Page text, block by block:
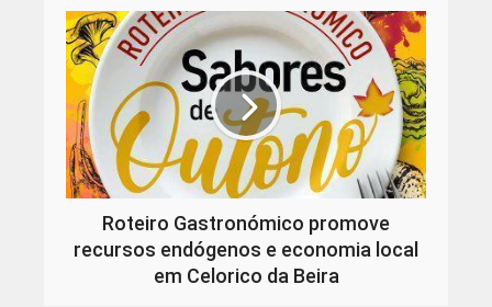
Roteiro Gastronómico promove
recursos endógenos e economia local
em Celorico da Beira